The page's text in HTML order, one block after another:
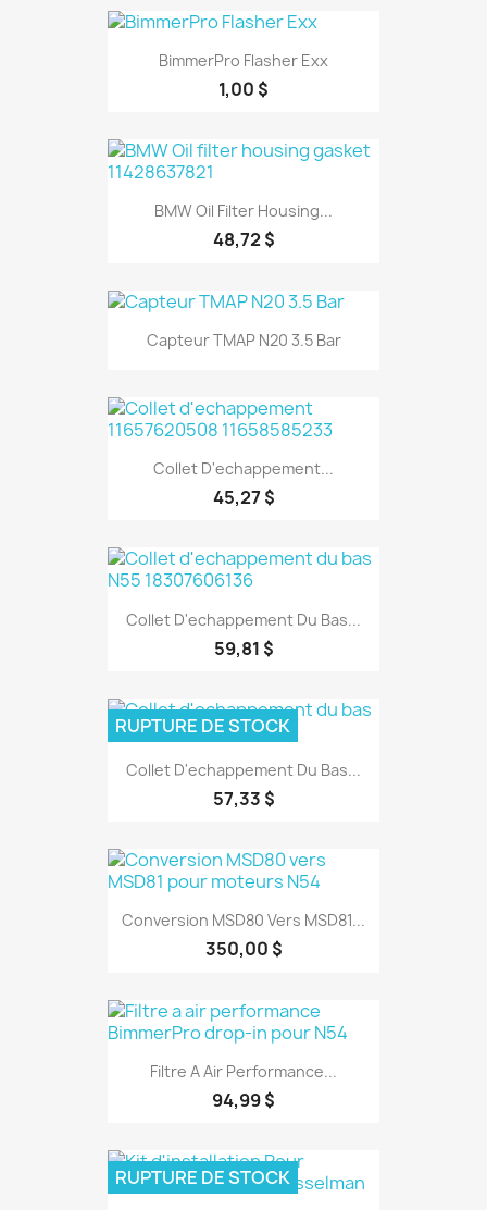
BimmerPro Flasher Exx
1,00 $
BMW Oil Filter Housing...
48,72 $
Capteur TMAP N20 3.5 Bar
Collet D'echappement...
45,27 $
Collet D'echappement Du Bas...
59,81 $
Collet D'echappement Du Bas...
57,33 $
RUPTURE DE STOCK
Conversion MSD80 Vers MSD81...
350,00 $
Filtre A Air Performance...
94,99 $
RUPTURE DE STOCK